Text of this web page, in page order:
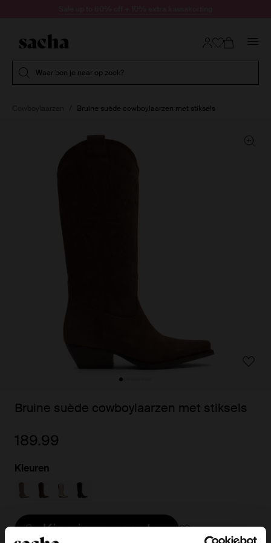
Waar ben je naar op zoek?
Bruine suède cowboylaarzen met stiksels
Bruine suède cowboylaarzen met stiksels
189.99
Kleuren
Kies jouw maat